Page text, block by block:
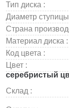
Тип диска :
Диаметр
Страна
Материал диска :
Код цвета :
Цвет :
серебристый
Склад :